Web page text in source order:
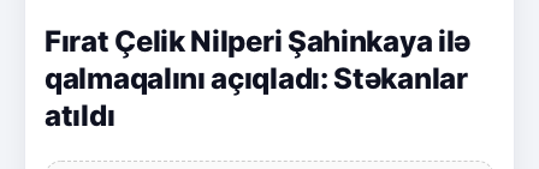
Fırat Çelik Nilperi Şahinkaya ilə
qalmaqalını açıqladı: Stəkanlar
atıldı